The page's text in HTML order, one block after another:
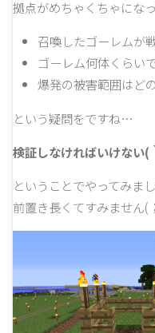
拠点がめちゃくちゃにな
召喚したゴーレムが
ゴーレム何体くらい
爆発の被害範囲はど
という疑問をですね…
検証しなければいけない
ということでやってみまし
前置き長くてすみません